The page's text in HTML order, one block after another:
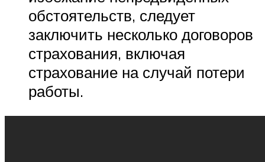
обстоятельств, следует
заключить несколько договоров
страхования, включая
страхование на случай потери
работы.